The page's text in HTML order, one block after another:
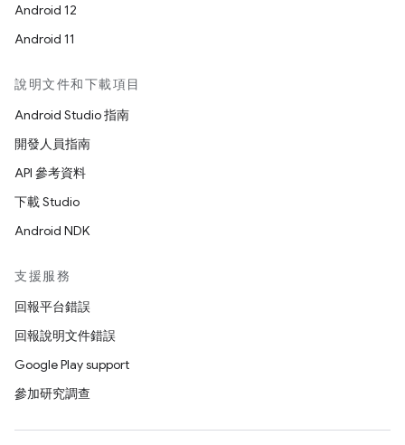
Android 12
Android 11
說明文件和下載項目
Android Studio 指南
開發人員指南
API 參考資料
下載 Studio
Android NDK
支援服務
回報平台錯誤
回報說明文件錯誤
Google Play support
參加研究調查